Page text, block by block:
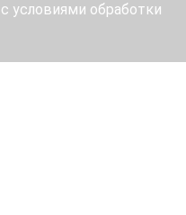
условиями обработки